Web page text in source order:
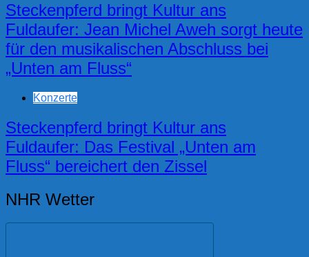
Steckenpferd bringt Kultur ans
Fuldaufer: Jean Michel Aweh sorgt heute
für den musikalischen Abschluss bei
„Unten am Fluss“
Konzerte
Steckenpferd bringt Kultur ans
Fuldaufer: Das Festival „Unten am
Fluss“ bereichert den Zissel
NHR Wetter